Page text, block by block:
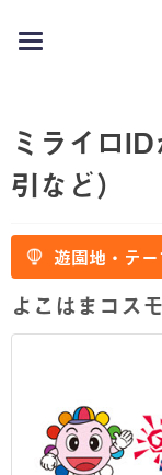
toggle
ミライロ
引など）
遊園地・テ
よこはまコス